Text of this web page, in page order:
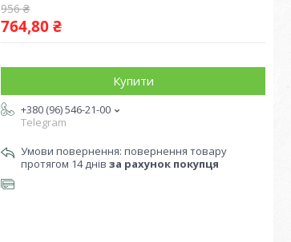
956 ₴
764,80 ₴
Купити
+380 (96) 546-21-00
Telegram
повернення товару
протягом 14 днів за рахунок покупця